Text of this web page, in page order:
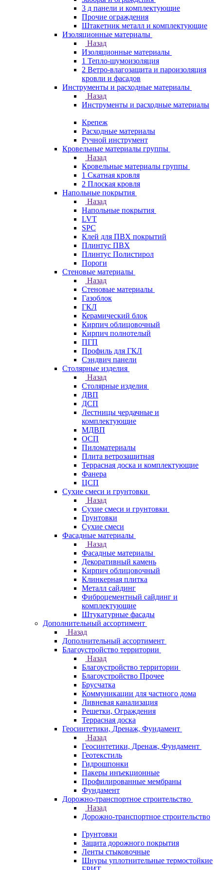
3 д панели и комплектующие
Прочие ограждения
Штакетник металл и комплектующие
Изоляционные материалы
Назад
Изоляционные материалы
1 Тепло-шумоизоляция
2 Ветро-влагозащита и пароизоляция
кровли и фасадов
Инструменты и расходные материалы
Назад
Инструменты и расходные материалы
Крепеж
Расходные материалы
Ручной инструмент
Кровельные материалы группы
Назад
Кровельные материалы группы
1 Скатная кровля
2 Плоская кровля
Напольные покрытия
Назад
Напольные покрытия
LVT
SPC
Клей для ПВХ покрытий
Плинтус ПВХ
Плинтус Полистирол
Пороги
Стеновые материалы
Назад
Стеновые материалы
Газоблок
ГКЛ
Керамический блок
Кирпич облицовочный
Кирпич полнотелый
ПГП
Профиль для ГКЛ
Сэндвич панели
Столярные изделия
Назад
Столярные изделия
ДВП
ДСП
Лестницы чердачные и
комплектующие
МДВП
ОСП
Пиломатериалы
Плита ветрозащитная
Террасная доска и комплектующие
Фанера
ЦСП
Сухие смеси и грунтовки
Назад
Сухие смеси и грунтовки
Грунтовки
Сухие смеси
Фасадные материалы
Назад
Фасадные материалы
Декоративный камень
Кирпич облицовочный
Клинкерная плитка
Металл сайдинг
Фиброцементный сайдинг и
комплектующие
Штукатурные фасады
Дополнительный ассортимент
Назад
Дополнительный ассортимент
Благоустройство территории
Назад
Благоустройство территории
Благоустройство Прочее
Брусчатка
Коммуникации для частного дома
Ливневая канализация
Решетки, Ограждения
Террасная доска
Геосинтетики, Дренаж, Фундамент
Назад
Геосинтетики, Дренаж, Фундамент
Геотекстиль
Гидрошпонки
Пакеры инъекционные
Профилированные мембраны
Фундамент
Дорожно-транспортное строительство
Назад
Дорожно-транспортное строительство
Грунтовки
Защита дорожного покрытия
Ленты стыковочные
Шнуры уплотнительные термостойкие